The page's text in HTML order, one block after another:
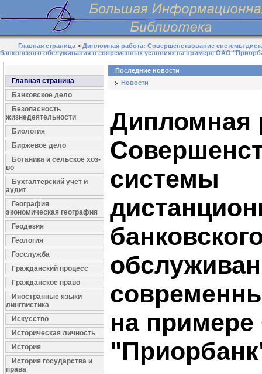
Главная страница >Дипломная работа: Совершенствование системы
банковского обслуживания в современных условиях на примере ОАО
Главная страница
Банковское дело
Безопасность
жизнедеятельности
Биология
Биржевое дело
Ботаника и сельское хоз-
во
Бухгалтерский учет и
аудит
География
экономическая география
Геодезия
Геология
Госслужба
Гражданский процесс
Гражданское право
Иностранные языки
лингвистика
Искусство
Историческая личность
История
История государства и
права
Последние новости
Новости
Дипломная
системы
на